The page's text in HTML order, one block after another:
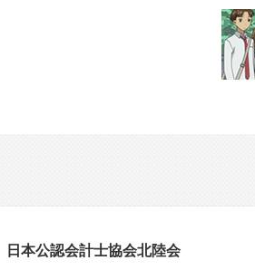
日本公認会計士協会北陸会